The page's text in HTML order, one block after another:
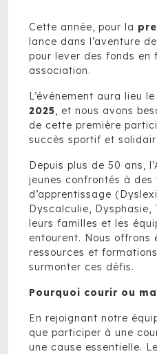
Cette année, pour la
lance dans l’aventure
pour lever des fonds en
association.
L’événement aura lieu le
2025 , et nous avons
de cette première
succès sportif et
Depuis plus de 50 ans,
jeunes confrontés à des
d’apprentissage
Dyscalculie,
leurs familles et les
entourent. Nous offrons
ressources et
surmonter ces défis.
Pourquoi courir ou
En rejoignant notre
que participer à une
une cause essentielle.